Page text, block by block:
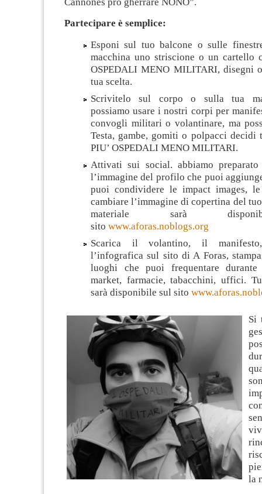
Partecipare è semplice:
Esponi sul tuo balcone o sulle
macchina uno striscione o un cartello
OSPEDALI MENO MILITARI, disegni
tua scelta.
Scrivitelo sul corpo o sulla tua
possiamo usare i nostri corpi per
convogli militari o volantinare, ma
Testa, gambe, gomiti o polpacci decidi
PIU’ OSPEDALI MENO MILITARI.
Attivati sui social. abbiamo
l’immagine del profilo che puoi
puoi condividere le impact images,
cambiare l’immagine di copertina del
materiale sarà
sito www.aforas.noblogs.org
Scarica il volantino, il
l’infografica sul sito di A Foras,
luoghi che puoi frequentare durante
market, farmacie, tabacchini, uffici.
sarà disponibile sul sito
Si
la